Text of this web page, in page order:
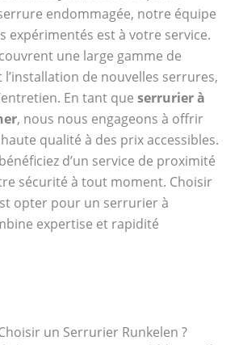
endommagée, notre équipe
expérimentés est à votre service.
une large gamme de
l’installation de nouvelles serrures,
En tant que serrurier à
, nous nous engageons à offrir
qualité à des prix accessibles.
d’un service de proximité
sécurité à tout moment. Choisir
opter pour un serrurier à
expertise et rapidité
un Serrurier Runkelen ?